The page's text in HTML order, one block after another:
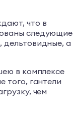
что в
следующие
а
в комплексе
того, гантели
чем